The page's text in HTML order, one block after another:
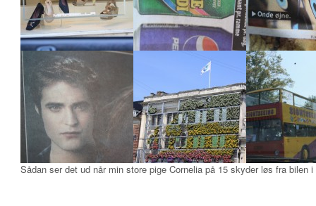
Sådan ser det ud når min store pige Cornelia på 15 skyder løs fra bilen